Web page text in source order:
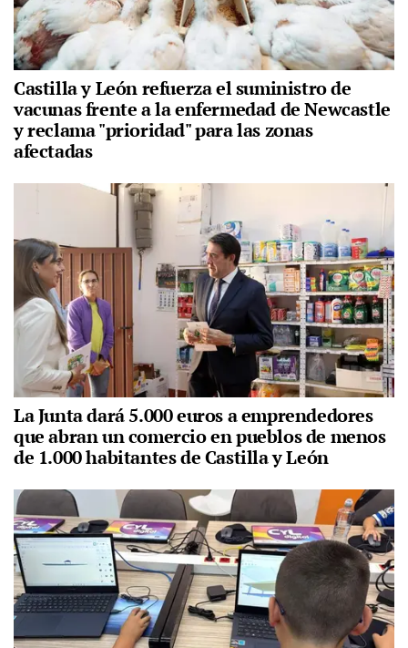
Castilla y León refuerza el suministro de
vacunas frente a la enfermedad de Newcastle
y reclama "prioridad" para las zonas
afectadas
La Junta dará 5.000 euros a emprendedores
que abran un comercio en pueblos de menos
de 1.000 habitantes de Castilla y León